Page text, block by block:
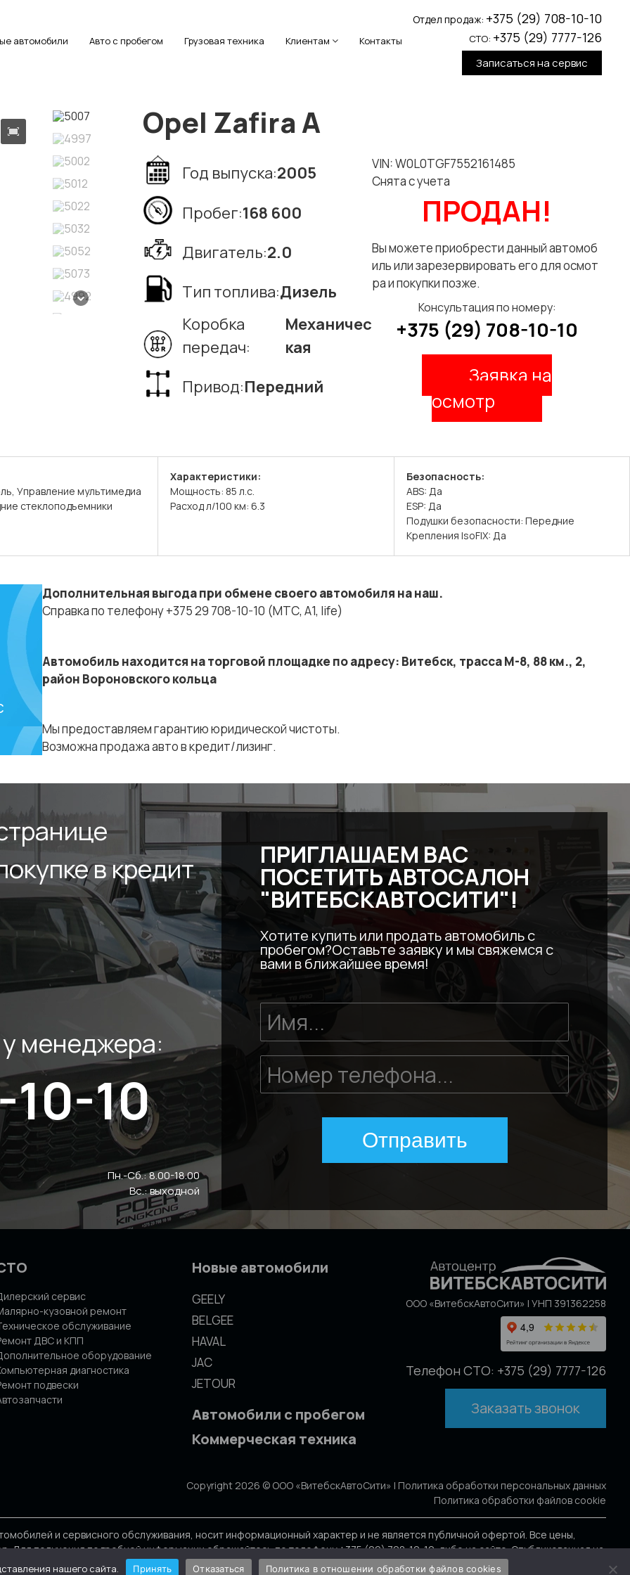
автомобили Авто с пробегом Грузовая техника Клиентам Контакты
Отдел продаж: +375 (29) 708-10-10
СТО: +375 (29) 7777-126
Записаться на сервис
Opel Zafira A
Год выпуска:2005
Пробег:168 600
Двигатель:2.0
Тип топлива:Дизель
Коробка
передач:
Механичес
кая
Привод:Передний
VIN: W0L0TGF7552161485
Снята с учета
ПРОДАН!
Вы можете приобрести данный автомоб
иль или зарезервировать его для осмот
ра и покупки позже.
Консультация по номеру:
+375 (29) 708-10-10
Заявка на
осмотр
Управление мультимедиа
стеклоподъемники
Характеристики:
Мощность: 85 л.с.
Расход л/100 км: 6.3
Безопасность:
ABS: Да
ESP: Да
Подушки безопасности: Передние
Крепления IsoFIX: Да
Дополнительная выгода при обмене своего автомобиля на наш.
Справка по телефону +375 29 708-10-10 (МТС, A1, life)
Автомобиль находится на торговой площадке по адресу: Витебск, трасса М-8, 88 км., 2,
район Вороновского кольца
Мы предоставляем гарантию юридической чистоты.
Возможна продажа авто в кредит/лизинг.
в кредит
менеджера:
10-10
Пн.-Сб.: 8.00-18.00
Вс.: выходной
ПРИГЛАШАЕМ ВАС
ПОСЕТИТЬ АВТОСАЛОН
"ВИТЕБСКАВТОСИТИ"!
Хотите купить или продать автомобиль с
пробегом?Оставьте заявку и мы свяжемся с
вами в ближайшее время!
Отправить
сервис
кузовной ремонт
обслуживание
ДВС и КПП
оборудование
диагностика
подвески
Новые автомобили
GEELY
BELGEE
HAVAL
JAC
JETOUR
Автомобили с пробегом
Коммерческая техника
ООО «ВитебскАвтоСити» | УНП 391362258
Телефон СТО: +375 (29) 7777-126
Заказать звонок
Copyright 2026 © ООО «ВитебскАвтоСити» | Политика обработки персональных данных
Политика обработки файлов cookie
и сервисного обслуживания, носит информационный характер и не является публичной офертой. Все цены,
Для получения подробной информации обращайтесь по телефону +375 (29) 708-10-10, либо на сайте. Опубликованная на
без предварительного уведомления.
нашего сайта. Принять Отказаться Политика в отношении обработки файлов cookies